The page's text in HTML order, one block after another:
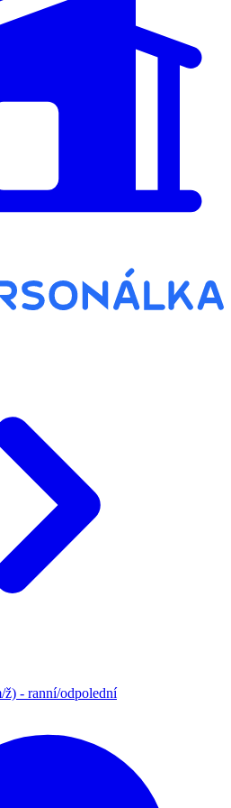
- ranní/odpolední